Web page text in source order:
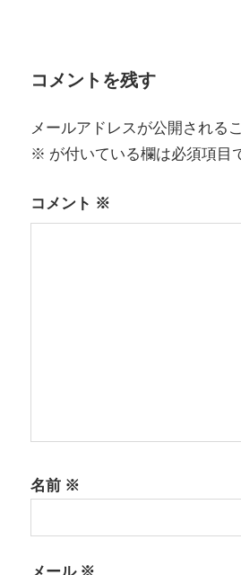
ゲ
ー
シ
ン
コメントを残す
メールアドレスが公開される
※ が付いている欄は必須項目
コメント ※
名前 ※